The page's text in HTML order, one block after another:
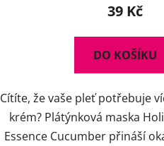
39 Kč
DO KOŠÍKU
Cítíte, že vaše pleť potřebuje
krém? Plátýnková maska
Essence Cucumber přináší